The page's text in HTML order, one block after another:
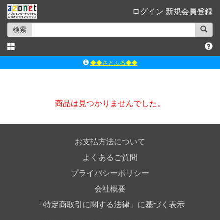
ログイン 新規会員登録
検索
◆◆さとふる◆◆
ｱｿﾞﾝｵﾝﾗｲﾝｼｮｯﾌﾟX
商品は見つかりませんでした。
お支払方法について
よくあるご質問
プライバシーポリシー
会社概要
「特定商取引に関する法律」に基づく表示